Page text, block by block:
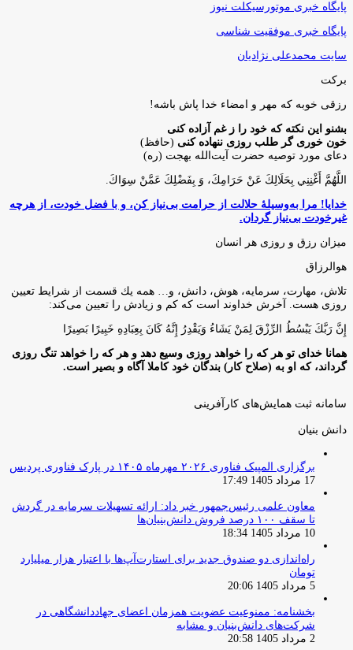
پایگاه خبری موتورسیکلت نیوز
پایگاه خبری موفقیت شناسی
سایت محمدعلی نژادیان
برکت
رزقی خوبه كه مهر و امضاء خدا پاش باشه!
بشنو این نکته که خود را ز غم آزاده کنی
خون خوری گر طلب روزی ننهاده کنی (حافظ)
دعای مورد توصیه حضرت آیت‌الله بهجت (ره)
اللَّهُمَّ أَغْنِنِي بِحَلَالِكَ عَنْ حَرَامِكَ، وَ بِفَضْلِكَ عَمَّنْ سِوَاكَ‏.
خدایا! مرا به‌وسیلۀ حلالت از حرامت بی‌نیاز کن، و با فضل خودت، از هرچه
غیرخودت بی‌نیاز گردان.
میزان رزق و روزی هر انسان
هوالرزاق
تلاش، مهارت، سرمايه، هوش، دانش، و… همه يك قسمت از شرايط تعيين
روزى هست. آخرش خداوند است كه كم و زيادش را تعيين مى‌كند:
إِنَّ رَبَّكَ يَبْسُطُ الرِّزْقَ لِمَنْ يَشَاءُ وَيَقْدِرُ إِنَّهُ كَانَ بِعِبَادِهِ خَبِيرًا بَصِيرًا
همانا خدای تو هر که را خواهد روزی وسیع دهد و هر که را خواهد تنگ روزی
گرداند، که او به (صلاح کار) بندگان خود کاملا آگاه و بصیر است.
سامانه ثبت همایش‌های کارآفرینی
دانش‌ بنیان‌
برگزاری المپیک فناوری ۲۰۲۶ مهرماه ۱۴۰۵ در پارک فناوری پردیس
17 مرداد 1405 17:49
معاون علمی رئیس‌جمهور خبر داد: ارائه تسهیلات سرمایه در گردش
تا سقف ۱۰۰ درصد فروش دانش‌بنیان‌ها
10 مرداد 1405 18:34
راه‌اندازی دو صندوق جدید برای استارت‌آپ‌ها با اعتبار هزار میلیارد
تومان
5 مرداد 1405 20:06
بخشنامه: ممنوعیت عضویت همزمان اعضای جهاددانشگاهی در
شرکت‌های دانش‌بنیان و مشابه
2 مرداد 1405 20:58